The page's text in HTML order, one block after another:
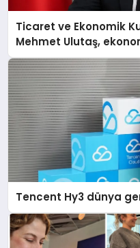
Ticaret ve Ekonomik
Mehmet Ulutaş,
açıklamada şunları
Tencent Hy3 dünya